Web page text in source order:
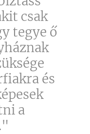
csak
tegye ő
és
a